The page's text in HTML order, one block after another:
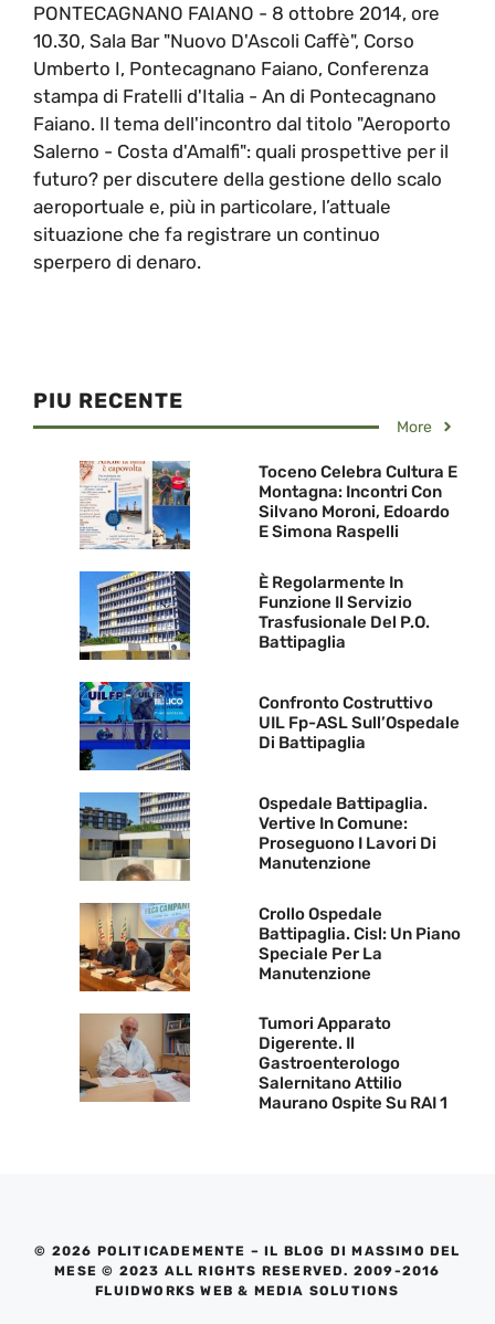
PONTECAGNANO FAIANO - 8 ottobre 2014, ore
10.30, Sala Bar "Nuovo D'Ascoli Caffè", Corso
Umberto I, Pontecagnano Faiano, Conferenza
stampa di Fratelli d'Italia - An di Pontecagnano
Faiano. Il tema dell'incontro dal titolo "Aeroporto
Salerno - Costa d'Amalfi": quali prospettive per il
futuro? per discutere della gestione dello scalo
aeroportuale e, più in particolare, l’attuale
situazione che fa registrare un continuo
sperpero di denaro.
PIU RECENTE
More
Toceno Celebra Cultura E
Montagna: Incontri Con
Silvano Moroni, Edoardo
E Simona Raspelli
È Regolarmente In
Funzione Il Servizio
Trasfusionale Del P.O.
Battipaglia
Confronto Costruttivo
UIL Fp-ASL Sull’Ospedale
Di Battipaglia
Ospedale Battipaglia.
Vertive In Comune:
Proseguono I Lavori Di
Manutenzione
Crollo Ospedale
Battipaglia. Cisl: Un Piano
Speciale Per La
Manutenzione
Tumori Apparato
Digerente. Il
Gastroenterologo
Salernitano Attilio
Maurano Ospite Su RAI 1
© 2026 POLITICADEMENTE – IL BLOG DI MASSIMO DEL
MESE © 2023 ALL RIGHTS RESERVED. 2009-2016
FLUIDWORKS WEB & MEDIA SOLUTIONS